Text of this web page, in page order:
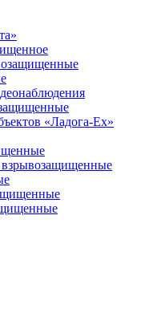
«Ладога-Ex»